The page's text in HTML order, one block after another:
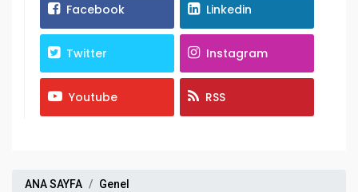
Facebook Linkedin
Twitter Instagram
Youtube RSS
ANA SAYFA
Genel